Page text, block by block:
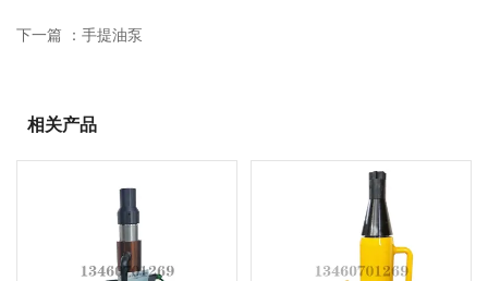
下一篇 ： 手提油泵
相关产品